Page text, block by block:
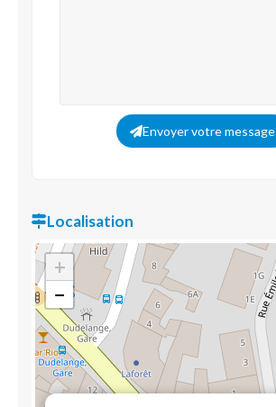
Envoyer votre message
Localisation
+
−